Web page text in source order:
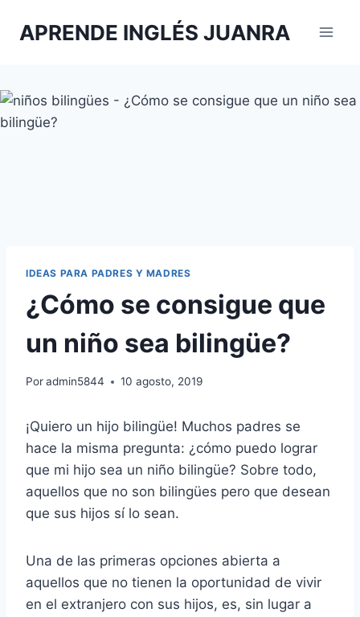
APRENDE INGLÉS JUANRA
IDEAS PARA PADRES Y MADRES
¿Cómo se consigue que
un niño sea bilingüe?
Poradmin5844 10 agosto, 2019
¡Quiero un hijo bilingüe! Muchos padres se
hace la misma pregunta: ¿cómo puedo lograr
que mi hijo sea un niño bilingüe? Sobre todo,
aquellos que no son bilingües pero que desean
que sus hijos sí lo sean.
Una de las primeras opciones abierta a
aquellos que no tienen la oportunidad de vivir
en el extranjero con sus hijos, es, sin lugar a